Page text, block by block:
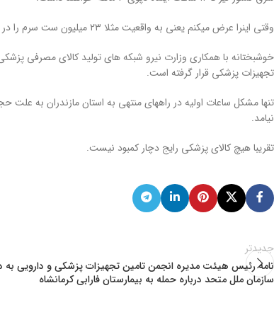
وقتی اینرا عرض میکنم یعنی به واقعیت مثلا ۲۳ میلیون ست سرم را در کمتر از ۲۴ ساعت علاوه بر موجودی دانشگاههای قطب توزیع کردیم.
خوشبختانه با همکاری وزارت نیرو شبکه های تولید کالای مصرفی
تجهیزات پزشکی قرار گرفته است.
تنها مشکل ساعات اولیه در راههای منتهی به استان مازندران به
نیامد.
تقریبا هیچ کالای پزشکی رایج دچار کمبود نیست.
جدیدتر
نامه رئیس هیئت مدیره انجمن تامین تجهیزات پزشکی و دارویی به
سازمان ملل متحد درباره حمله به بیمارستان فارابی کرمانشاه